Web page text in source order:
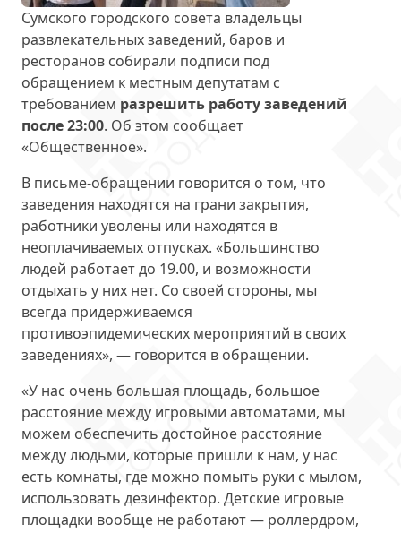
Сумского городского совета владельцы
развлекательных заведений, баров и
ресторанов собирали подписи под
обращением к местным депутатам с
требованием разрешить работу заведений
после 23:00. Об этом сообщает
«Общественное».
В письме-обращении говорится о том, что
заведения находятся на грани закрытия,
работники уволены или находятся в
неоплачиваемых отпусках. «Большинство
людей работает до 19.00, и возможности
отдыхать у них нет. Со своей стороны, мы
всегда придерживаемся
противоэпидемических мероприятий в своих
заведениях», — говорится в обращении.
«У нас очень большая площадь, большое
расстояние между игровыми автоматами, мы
можем обеспечить достойное расстояние
между людьми, которые пришли к нам, у нас
есть комнаты, где можно помыть руки с мылом,
использовать дезинфектор. Детские игровые
площадки вообще не работают — роллердром,